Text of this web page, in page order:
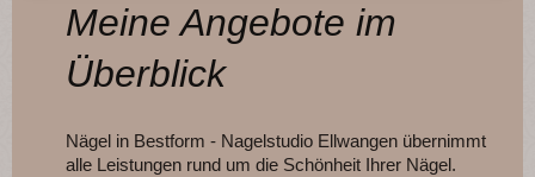
Meine Angebote im
Überblick
Nägel in Bestform - Nagelstudio Ellwangen übernimmt
alle Leistungen rund um die Schönheit Ihrer Nägel.